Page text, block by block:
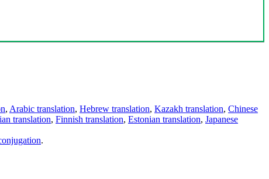
, Arabic translation, Hebrew translation, Kazakh translation, Chinese
translation, Finnish translation, Estonian translation, Japanese
.